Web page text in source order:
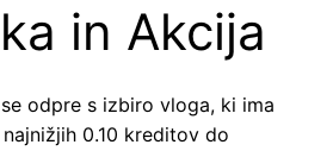
in Akcija
odpre s izbiro vloga, ki ima
0.10 kreditov do